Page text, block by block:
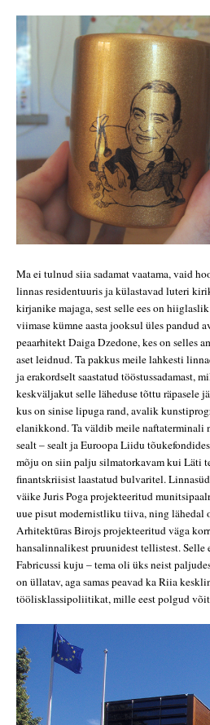
Ma ei tulnud siia sadamat vaatama, vaid
linnas residentuuris ja külastavad luteri
kirjanike majaga, sest selle ees on
viimase kümne aasta jooksul üles pandud
peaarhitekt Daiga Dzedone, kes on selles
aset leidnud. Ta pakkus meile lahkesti
ja erakordselt saastatud
keskväljakut selle läheduse tõttu räpasele
kus on sinise lipuga rand, avalik
elanikkond. Ta väldib meile naftaterminali
sealt – sealt ja Euroopa Liidu
mõju on siin palju silmatorkavam kui Läti
finantskriisist laastatud bulvaritel.
väike Juris Poga projekteeritud
uue pisut modernistliku tiiva, ning lähedal
Arhitektūras Birojs projekteeritud väga
hansalinnalikest pruunidest tellistest. Selle
Fabricussi kuju – tema oli üks neist
on üllatav, aga samas peavad ka Riia
töölisklassipoliitikat, mille eest polgud